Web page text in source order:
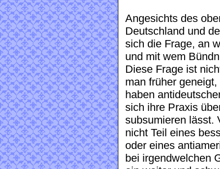
Angesichts des
Deutschland und
sich die Frage, an
und mit wem
Diese Frage ist
man früher
haben
sich ihre Praxis
subsumieren lässt.
nicht Teil eines
oder eines
bei irgendwelchen